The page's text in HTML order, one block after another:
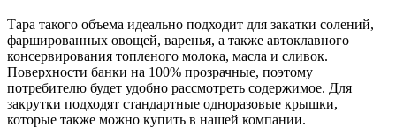
Тара такого объема идеально подходит для закатки солений,
фаршированных овощей, варенья, а также автоклавного
консервирования топленого молока, масла и сливок.
Поверхности банки на 100% прозрачные, поэтому
потребителю будет удобно рассмотреть содержимое. Для
закрутки подходят стандартные одноразовые крышки,
которые также можно купить в нашей компании.